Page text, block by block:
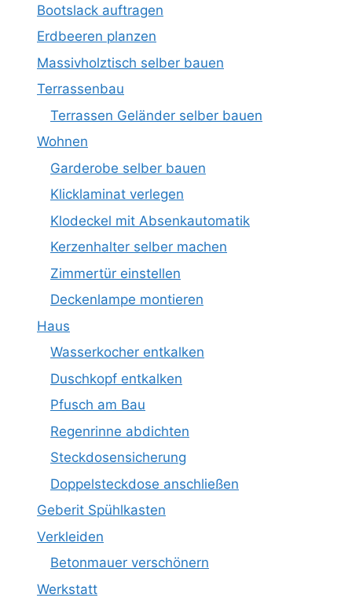
Bootslack auftragen
Erdbeeren planzen
Massivholztisch selber bauen
Terrassenbau
Terrassen Geländer selber bauen
Wohnen
Garderobe selber bauen
Klicklaminat verlegen
Klodeckel mit Absenkautomatik
Kerzenhalter selber machen
Zimmertür einstellen
Deckenlampe montieren
Haus
Wasserkocher entkalken
Duschkopf entkalken
Pfusch am Bau
Regenrinne abdichten
Steckdosensicherung
Doppelsteckdose anschließen
Geberit Spühlkasten
Verkleiden
Betonmauer verschönern
Werkstatt